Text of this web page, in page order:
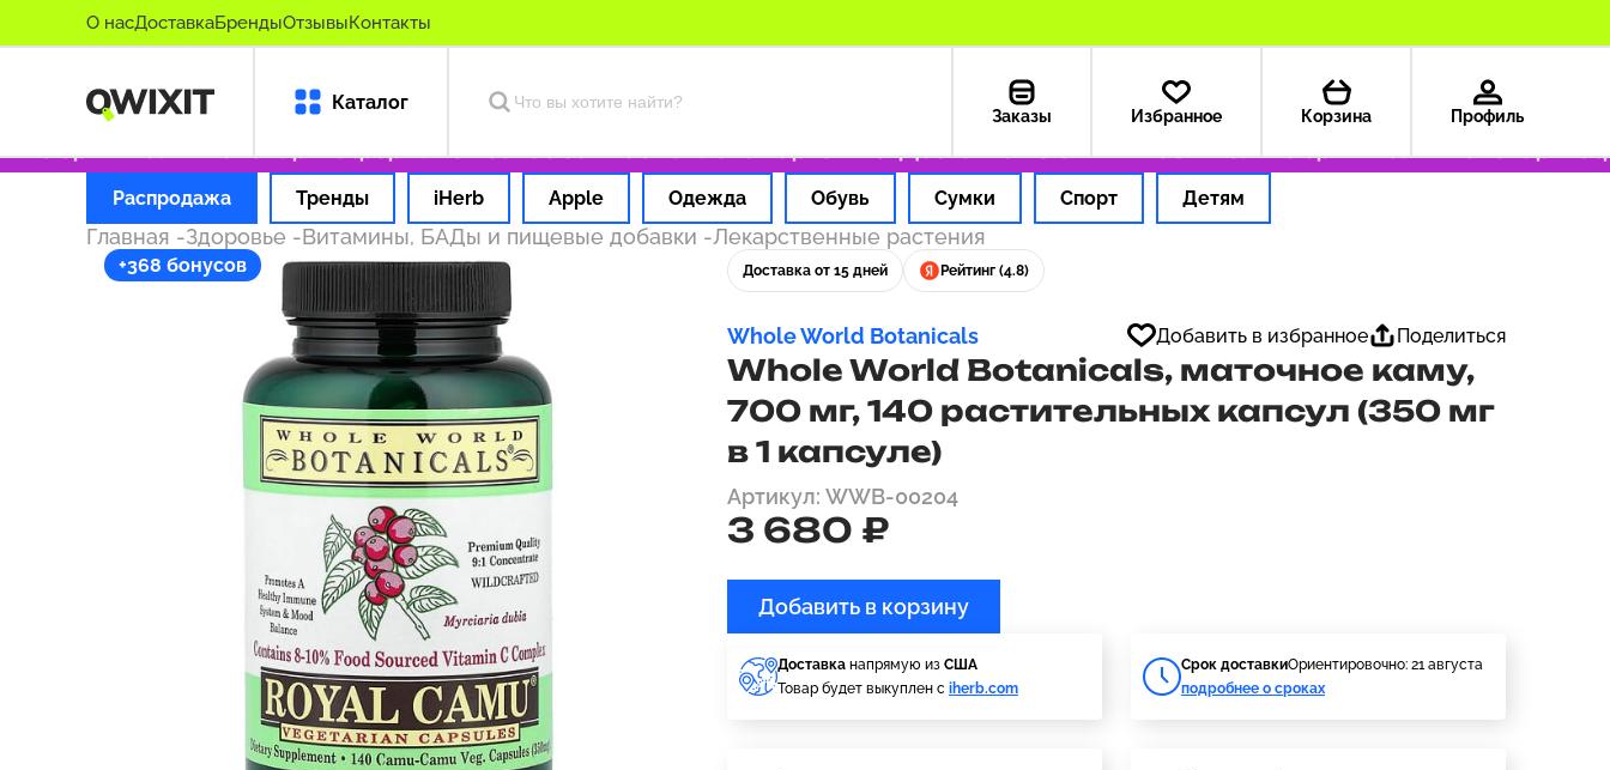
О насДоставкаБрендыОтзывыКонтакты
Каталог
Заказы Избранное Корзина Профиль
оригинальные товары Оформляем заказ за 1 час Оплата картой РФ Доставка из США — 199 ₽ Только оригинальные товары
Распродажа Тренды iHerb Apple Одежда Обувь Сумки Спорт Детям
Главная -Здоровье -Витамины, БАДы и пищевые добавки -Лекарственные растения
+368 бонусов Доставка от 15 дней Рейтинг (4.8)
Whole World Botanicals Добавить в избранное Поделиться
Whole World Botanicals, маточное каму,
700 мг, 140 растительных капсул (350 мг
в 1 капсуле)
Артикул: WWB-00204
3 680 ₽
Добавить в корзину
Доставка напрямую из США
Товар будет выкуплен с iherb.com
Cрок доставкиОриентировочно: 21 августа
подробнее о сроках